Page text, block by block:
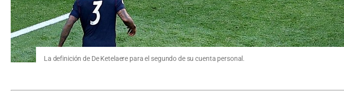
La definición de De Ketelaere para el segundo de su cuenta personal.